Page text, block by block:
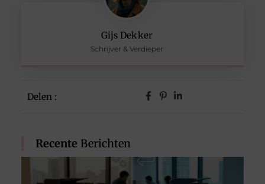
Gijs Dekker
Schrijver & Verdieper
Delen :
Recente Berichten